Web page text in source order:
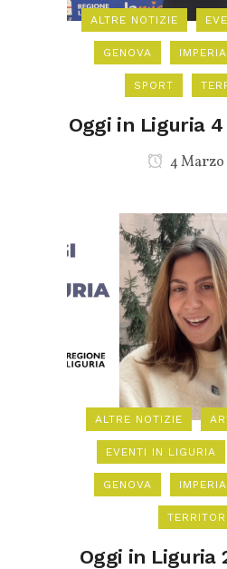
ALTRE NOTIZIE
GENOVA IMPERIA
SPORT
Oggi in Liguria
4 Marzo
ALTRE NOTIZIE
EVENTI IN LIGURIA
GENOVA IMPERIA
Oggi in Liguria